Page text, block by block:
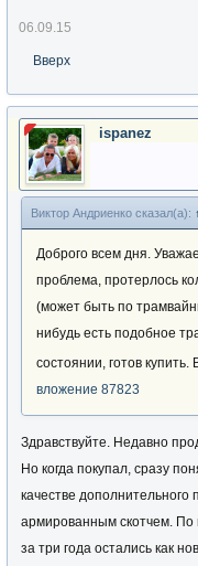
06.09.15
Вверх
ispanez
Виктор Андриенко сказал(а): ↑
Доброго всем дня.
проблема, протерлось
(может быть по
нибудь есть подобное
состоянии, готов купить.
вложение 87823
Здравствуйте. Недавно
Но когда покупал, сразу
качестве
армированным скотчем. По
за три года остались как